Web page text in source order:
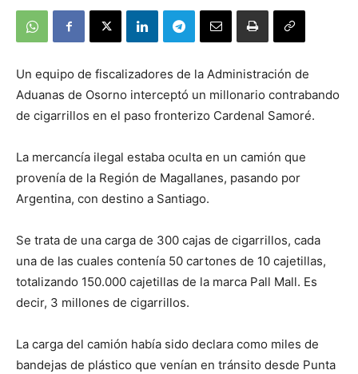
Un equipo de fiscalizadores de la Administración de
Aduanas de Osorno interceptó un millonario contrabando
de cigarrillos en el paso fronterizo Cardenal Samoré.
La mercancía ilegal estaba oculta en un camión que
provenía de la Región de Magallanes, pasando por
Argentina, con destino a Santiago.
Se trata de una carga de 300 cajas de cigarrillos, cada
una de las cuales contenía 50 cartones de 10 cajetillas,
totalizando 150.000 cajetillas de la marca Pall Mall. Es
decir, 3 millones de cigarrillos.
La carga del camión había sido declara como miles de
bandejas de plástico que venían en tránsito desde Punta